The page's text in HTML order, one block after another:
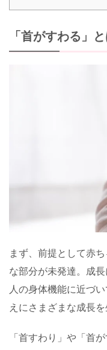
「首がすわる」
まず、前提として赤
な部分が未発達。成
人の身体機能に近づ
えにさまざまな成長
「首すわり」や「首